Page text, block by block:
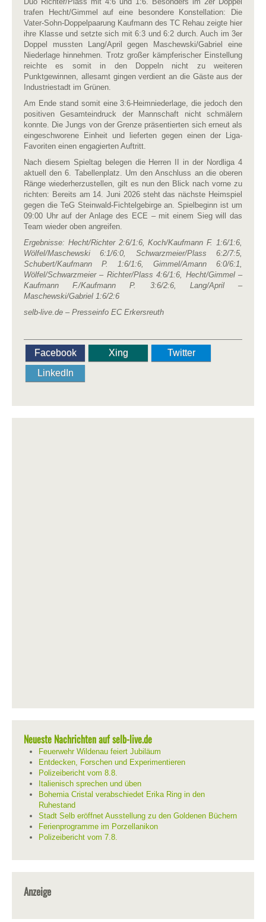
trafen Hecht/Gimmel auf eine besondere Konstellation: Die
Vater-Sohn-Doppelpaarung Kaufmann des TC Rehau zeigte hier
ihre Klasse und setzte sich mit 6:3 und 6:2 durch. Auch im 3er
Doppel mussten Lang/April gegen Maschewski/Gabriel eine
Niederlage hinnehmen. Trotz großer kämpferischer Einstellung
reichte es somit in den Doppeln nicht zu weiteren
Punktgewinnen, allesamt gingen verdient an die Gäste aus der
Industriestadt im Grünen.
Am Ende stand somit eine 3:6-Heimniederlage, die jedoch den
positiven Gesamteindruck der Mannschaft nicht schmälern
konnte. Die Jungs von der Grenze präsentierten sich erneut als
eingeschworene Einheit und lieferten gegen einen der Liga-
Favoriten einen engagierten Auftritt.
Nach diesem Spieltag belegen die Herren II in der Nordliga 4
aktuell den 6. Tabellenplatz. Um den Anschluss an die oberen
Ränge wiederherzustellen, gilt es nun den Blick nach vorne zu
richten: Bereits am 14. Juni 2026 steht das nächste Heimspiel
gegen die TeG Steinwald-Fichtelgebirge an. Spielbeginn ist um
09:00 Uhr auf der Anlage des ECE – mit einem Sieg will das
Team wieder oben angreifen.
Ergebnisse: Hecht/Richter 2:6/1:6, Koch/Kaufmann F. 1:6/1:6,
Wölfel/Maschewski 6:1/6:0, Schwarzmeier/Plass 6:2/7:5,
Schubert/Kaufmann P. 1:6/1:6, Gimmel/Amann 6:0/6:1,
Wölfel/Schwarzmeier – Richter/Plass 4:6/1:6, Hecht/Gimmel –
Kaufmann F./Kaufmann P. 3:6/2:6, Lang/April –
Maschewski/Gabriel 1:6/2:6
selb-live.de – Presseinfo EC Erkersreuth
Facebook Xing
Twitter
LinkedIn
Neueste Nachrichten auf selb-live.de
Feuerwehr Wildenau feiert Jubiläum
Entdecken, Forschen und Experimentieren
Polizeibericht vom 8.8.
Italienisch sprechen und üben
Bohemia Cristal verabschiedet Erika Ring in den
Ruhestand
Stadt Selb eröffnet Ausstellung zu den Goldenen Büchern
Ferienprogramme im Porzellanikon
Polizeibericht vom 7.8.
Anzeige